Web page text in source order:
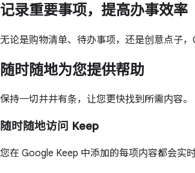
记录重要事项，提高办事效率
无论是购物清单、待办事项，还是创意点子
随时随地为您提供帮助
保持一切井井有条，让您更快找到所需内容。
随时随地访问 Keep
您在 Google Keep 中添加的每项内容都会实